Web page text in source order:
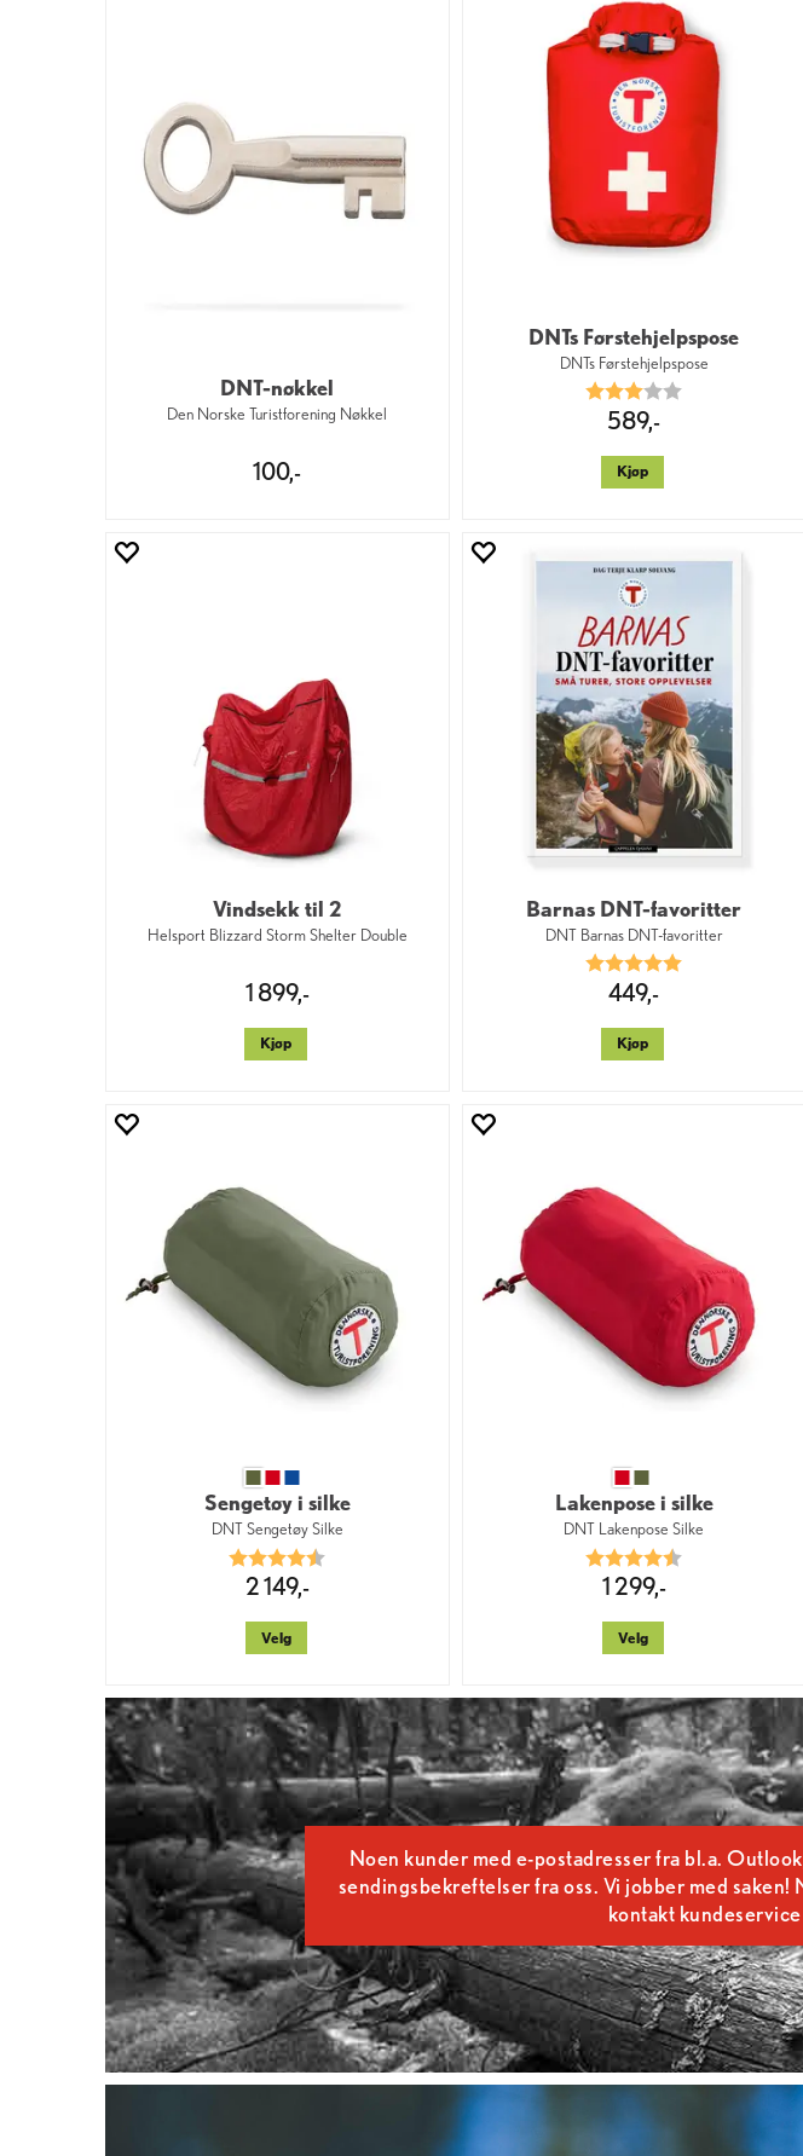
DNT-nøkkel
Den Norske Turistforening Nøkkel
100,-
DNTs Førstehjelpspose
DNTs Førstehjelpspose
Karakter:
589,-
Kjøp
Vindsekk til 2
Helsport Blizzard Storm Shelter Double
1 899,-
Kjøp
Barnas DNT-favoritter
DNT Barnas DNT-favoritter
Karakter:
449,-
Kjøp
Sengetøy i silke
DNT Sengetøy Silke
Karakter:
2 149,-
Velg
Lakenpose i silke
DNT Lakenpose Silke
Karakter:
1 299,-
Velg
Noen kunder med e-postadresser fra bl.a.
sendingsbekreftelser fra oss. Vi jobber med saken!
kontakt